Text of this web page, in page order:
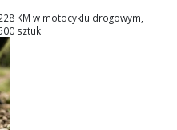
KM w motocyklu drogowym,
sztuk!